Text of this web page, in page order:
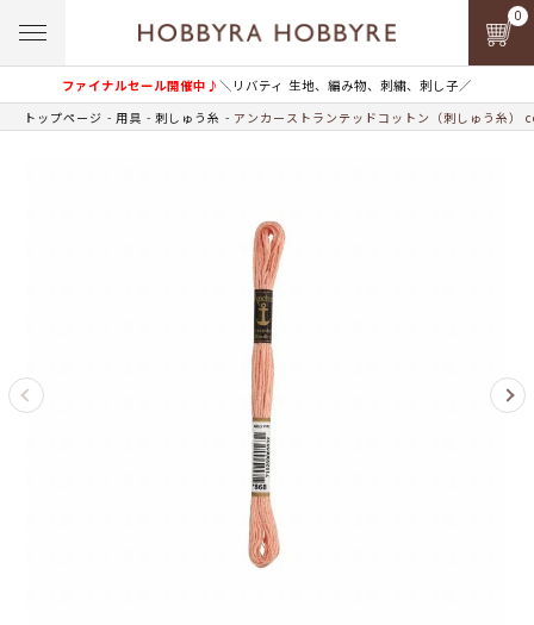
ファイナルセール開催中♪＼リバティ 生地、編み物、刺繍、刺し子／
0
トップページ 用具 刺しゅう糸 アンカーストランテッドコットン（刺しゅう糸）